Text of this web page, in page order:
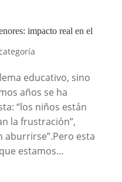
impacto real en el
educativo, sino
años se ha
“los niños están
la frustración”,
aburrirse”.Pero esta
estamos...